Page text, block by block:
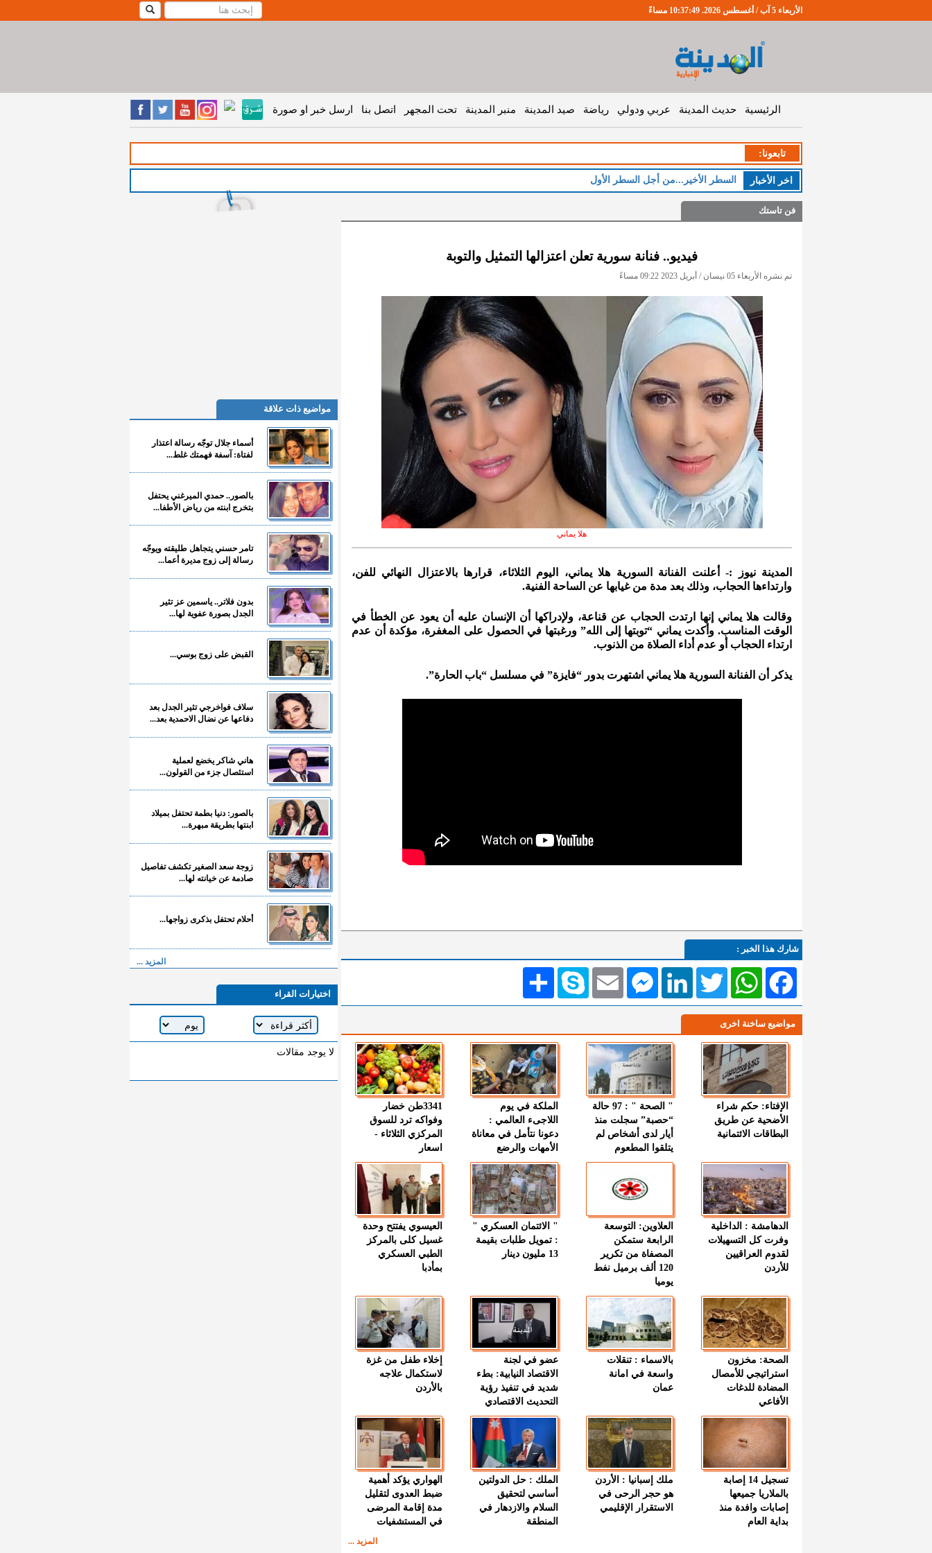
الأربعاء 5 آب / أغسطس 2026. 10:37:49 مساءً
الرئيسية حديث المدينة عربي ودولي رياضة صيد المدينة منبر المدينة تحت المجهر اتصل بنا ارسل خبر او صورة
تابعونا:
اخر اﻷخبار الخمي
فن تاستك
فيديو.. فنانة سورية تعلن اعتزالها التمثيل والتوبة
تم نشره الأربعاء 05 نيسان / أبريل 2023 09:22 مساءً
هلا يماني
المدينة نيوز :- أعلنت الفنانة السورية هلا يماني، اليوم الثلاثاء، قرارها بالاعتزال النهائي للفن،
وارتداءها الحجاب، وذلك بعد مدة من غيابها عن الساحة الفنية.
وقالت هلا يماني إنها ارتدت الحجاب عن قناعة، ولإدراكها أن الإنسان عليه أن يعود عن الخطأ في
الوقت المناسب. وأكدت يماني “توبتها إلى الله” ورغبتها في الحصول على المغفرة، مؤكدة أن عدم
ارتداء الحجاب أو عدم أداء الصلاة من الذنوب.
يذكر أن الفنانة السورية هلا يماني اشتهرت بدور “فايزة” في مسلسل “باب الحارة”.
شارك هذا الخبر :
انشر Skype EmailMessengerLinkedIn TwitterWhatsAppFacebook
مواضيع ساخنة اخرى
الإفتاء: حكم شراء
الأضحية عن طريق
البطاقات الائتمانية
" الصحة " : 97 حالة
“حصبة” سجلت منذ
أيار لدى أشخاص لم
يتلقوا المطعوم
الملكة في يوم
اللاجىء العالمي :
دعونا نتأمل في معاناة
الأمهات والرضع
3341طن خضار
وفواكه ترد للسوق
المركزي الثلاثاء -
اسعار
الدهامشة : الداخلية
وفرت كل التسهيلات
لقدوم العراقيين
للأردن
العلاوين: التوسعة
الرابعة ستمكن
المصفاة من تكرير
120 ألف برميل نفط
يوميا
" الائتمان العسكري "
: تمويل طلبات بقيمة
13 مليون دينار
العيسوي يفتتح وحدة
غسيل كلى بالمركز
الطبي العسكري
بمأدبا
الصحة: مخزون
استراتيجي للأمصال
المضادة للدغات
الأفاعي
بالاسماء : تنقلات
واسعة في امانة
عمان
عضو في لجنة
الاقتصاد النيابية: بطء
شديد في تنفيذ رؤية
التحديث الاقتصادي
إخلاء طفل من غزة
لاستكمال علاجه
بالأردن
تسجيل 14 إصابة
بالملاريا جميعها
إصابات وافدة منذ
بداية العام
ملك إسبانيا : الأردن
هو حجر الرحى في
الاستقرار الإقليمي
الملك : حل الدولتين
أساسي لتحقيق
السلام والازدهار في
المنطقة
الهواري يؤكد أهمية
ضبط العدوى لتقليل
مدة إقامة المرضى
في المستشفيات
المزيد ...
مواضيع ذات علاقة
أسماء جلال توجّه رسالة اعتذار
لفتاة: آسفة فهمتك غلط...
بالصور.. حمدي الميرغني يحتفل
بتخرج ابنته من رياض الأطفا...
تامر حسني يتجاهل طليقته ويوجّه
رسالة إلى زوج مديرة أعما...
بدون فلاتر.. ياسمين عز تثير
الجدل بصورة عفوية لها...
القبض على زوج بوسي...
سلاف فواخرجي تثير الجدل بعد
دفاعها عن نضال الاحمدية بعد...
هاني شاكر يخضع لعملية
استئصال جزء من القولون...
بالصور: دنيا بطمة تحتفل بميلاد
ابنتها بطريقة مبهرة...
زوجة سعد الصغير تكشف تفاصيل
صادمة عن خيانته لها...
أحلام تحتفل بذكرى زواجها...
المزيد ...
اختيارات القراء
لا يوجد مقالات